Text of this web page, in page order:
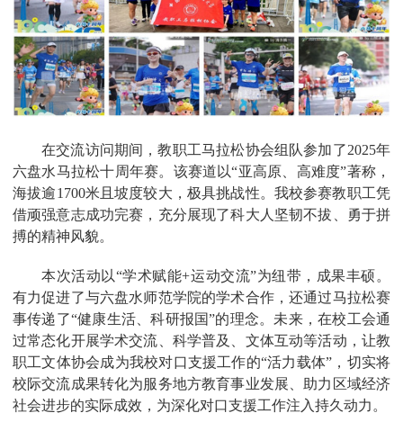
在交流访问期间，教职工马拉松协会组队参加了2025年
六盘水马拉松十周年赛。该赛道以“亚高原、高难度”著称，
海拔逾1700米且坡度较大，极具挑战性。我校参赛教职工凭
借顽强意志成功完赛，充分展现了科大人坚韧不拔、勇于拼
搏的精神风貌。
本次活动以“学术赋能+运动交流”为纽带，成果丰硕。
有力促进了与六盘水师范学院的学术合作，还通过马拉松赛
事传递了“健康生活、科研报国”的理念。未来，在校工会通
过常态化开展学术交流、科学普及、文体互动等活动，让教
职工文体协会成为我校对口支援工作的“活力载体”，切实将
校际交流成果转化为服务地方教育事业发展、助力区域经济
社会进步的实际成效，为深化对口支援工作注入持久动力。